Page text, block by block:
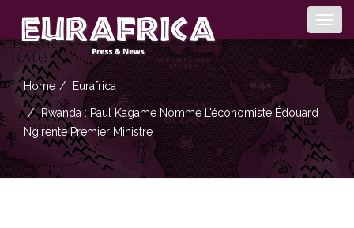
Home Eurafrica
Rwanda : Paul Kagame Nomme L’économiste Édouard
Ngirente Premier Ministre